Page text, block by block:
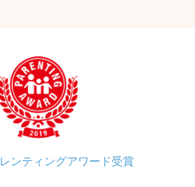
ンティングアワード受賞